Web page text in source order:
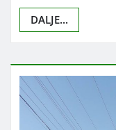
DALJE...